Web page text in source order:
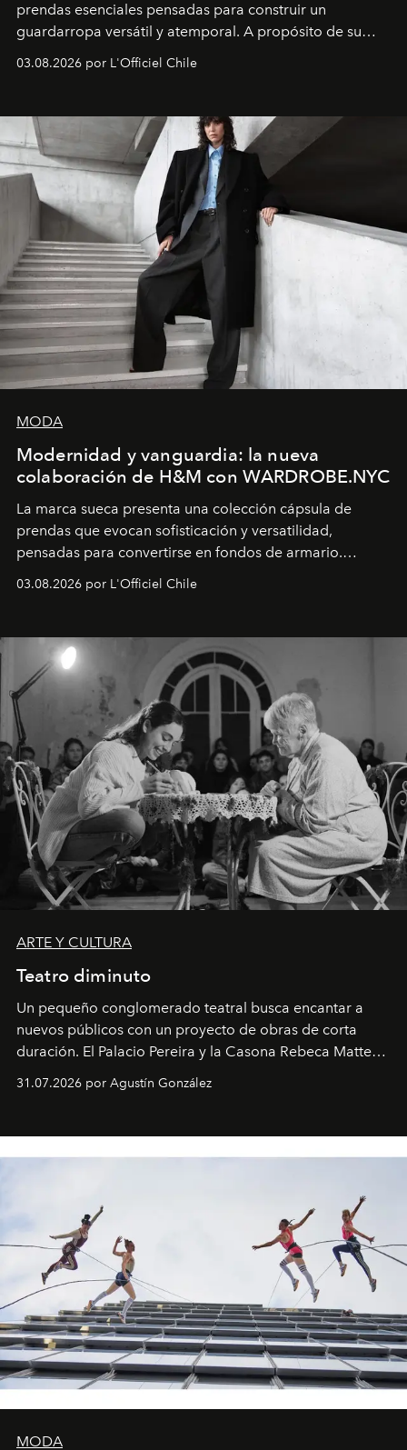
prendas esenciales pensadas para construir un
guardarropa versátil y atemporal. A propósito de su
lanzamiento, los fundadores de la firma neoyorquina y
la asesora creativa y jefa de diseño global de la marca
y la filosofía detrás de la propuesta.
03.08.2026 por L'Officiel Chile
MODA
Modernidad y vanguardia: la nueva
colaboración de H&M con WARDROBE.NYC
La marca sueca presenta una colección cápsula de
prendas que evocan sofisticación y versatilidad,
pensadas para convertirse en fondos de armario.
Disponible en Chile desde el 6 de agosto.
03.08.2026 por L'Officiel Chile
ARTE Y CULTURA
Teatro diminuto
Un pequeño conglomerado teatral busca encantar a
nuevos públicos con un proyecto de obras de corta
duración. El Palacio Pereira y la Casona Rebeca Matte
son algunos de los lugares que han albergado estas
miniobras. Sus puestas en escena son limpias; ponen el
31.07.2026 por Agustín González
MODA